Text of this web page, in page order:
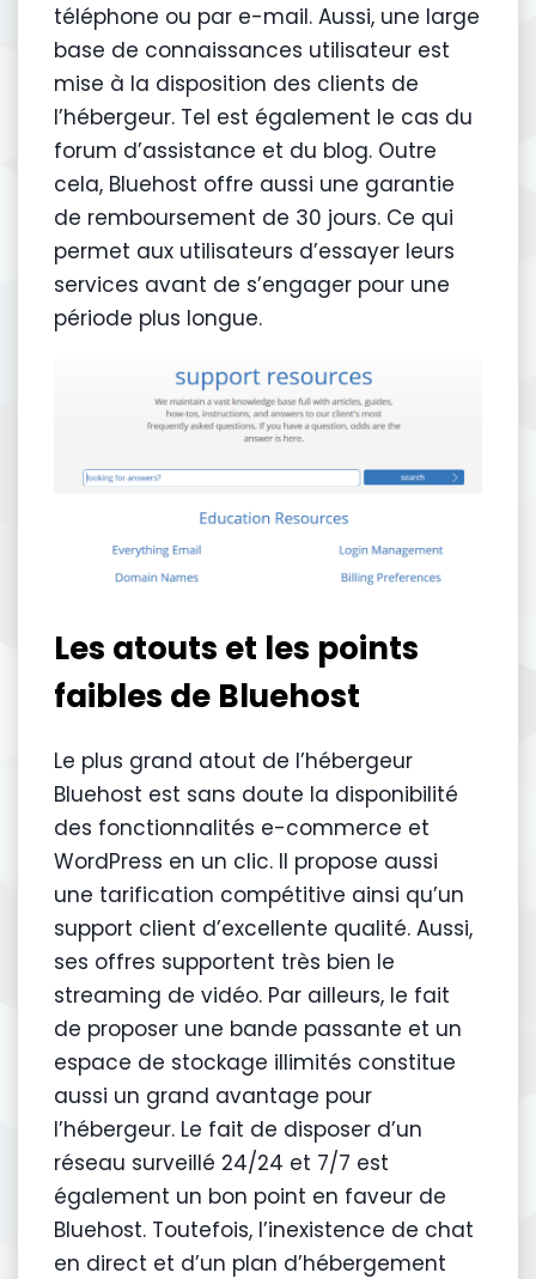
téléphone ou par e-mail. Aussi, une large
base de connaissances utilisateur est
mise à la disposition des clients de
l’hébergeur. Tel est également le cas du
forum d’assistance et du blog. Outre
cela, Bluehost offre aussi une garantie
de remboursement de 30 jours. Ce qui
permet aux utilisateurs d’essayer leurs
services avant de s’engager pour une
période plus longue.
Les atouts et les points
faibles de Bluehost
Le plus grand atout de l’hébergeur
Bluehost est sans doute la disponibilité
des fonctionnalités e-commerce et
WordPress en un clic. Il propose aussi
une tarification compétitive ainsi qu’un
support client d’excellente qualité. Aussi,
ses offres supportent très bien le
streaming de vidéo. Par ailleurs, le fait
de proposer une bande passante et un
espace de stockage illimités constitue
aussi un grand avantage pour
l’hébergeur. Le fait de disposer d’un
réseau surveillé 24/24 et 7/7 est
également un bon point en faveur de
Bluehost. Toutefois, l’inexistence de chat
en direct et d’un plan d’hébergement